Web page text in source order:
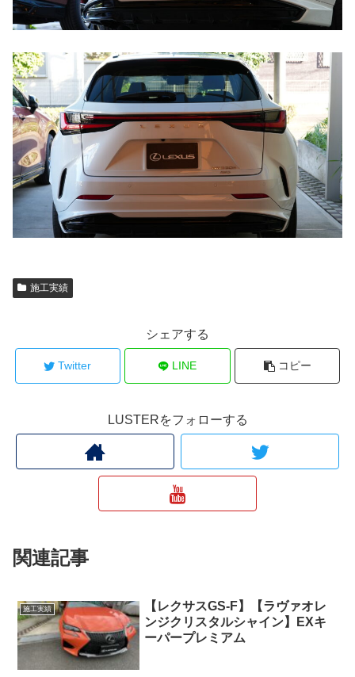
施工実績
シェアする
Twitter LINE コピー
LUSTERをフォローする
関連記事
施工実績
【レクサスGS-F】【ラヴァオレ
ンジクリスタルシャイン】EXキ
ーパープレミアム